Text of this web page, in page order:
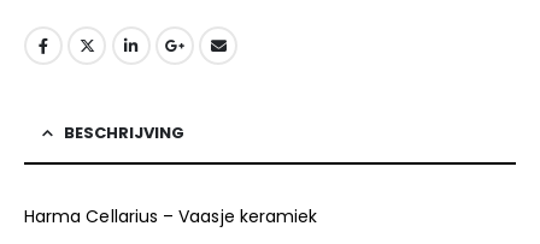
BESCHRIJVING
Harma Cellarius – Vaasje keramiek